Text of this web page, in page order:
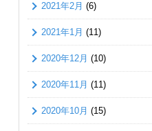
2021年2月 (6)
2021年1月 (11)
2020年12月 (10)
2020年11月 (11)
2020年10月 (15)